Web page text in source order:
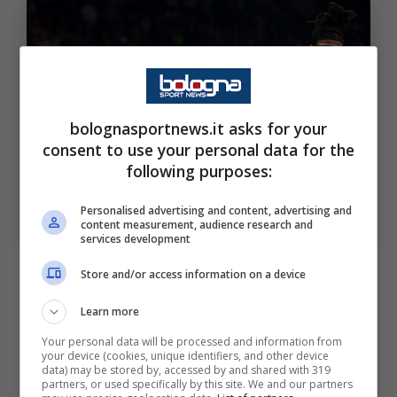
Gli infortuni dimezzano le due squadre, chi si prenderà
la scena? Bolognasportnews-via-Ansafoto
Gli infortuni in questo momento non stanno
dando una mano alle due superpotenze del
campionato italiano. Per quanto riguarda la
bolognasportnews.it asks for your
consent to use your personal data for the
following purposes:
Personalised advertising and content, advertising and
content measurement, audience research and
services development
Store and/or access information on a device
Learn more
Your personal data will be processed and information from
your device (cookies, unique identifiers, and other device
data) may be stored by, accessed by and shared with 319
partners, or used specifically by this site. We and our partners